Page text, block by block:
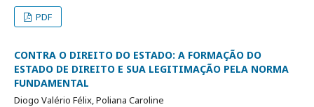
PDF
CONTRA O DIREITO DO ESTADO: A FORMAÇÃO DO
ESTADO DE DIREITO E SUA LEGITIMAÇÃO PELA NORMA
FUNDAMENTAL
Diogo Valério Félix, Poliana Caroline